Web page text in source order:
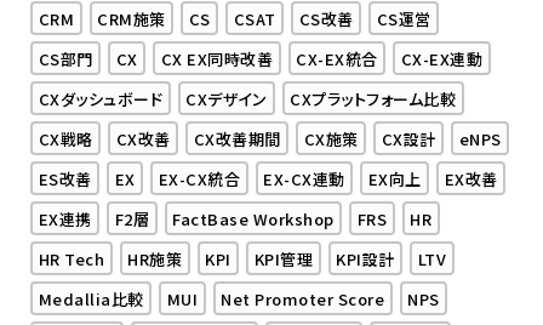
CRM
CRM施策 CS CSAT CS改善
CS運営
CS部門
CX CX EX同時改善 CX-EX統合
CX-EX連動
CXダッシュボード
CXデザイン
CXプラットフォーム比較
CX戦略
CX改善 CX改善期間 CX施策 CX設計
eNPS
ES改善
EX EX-CX統合 EX-CX連動 EX向上
EX改善
EX連携
F2層 FactBase Workshop FRS
HR
HR Tech
HR施策 KPI KPI管理 KPI設計
LTV
Medallia比較
MUI Net Promoter Score
NPS